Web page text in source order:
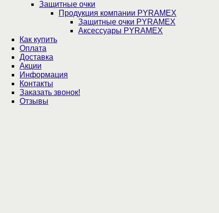
Защитные очки
Продукция компании PYRAMEX
Защитные очки PYRAMEX
Аксессуары PYRAMEX
Как купить
Оплата
Доставка
Акции
Информация
Контакты
Заказать звонок!
Отзывы